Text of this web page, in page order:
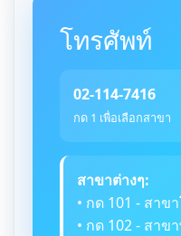
โทรศัพท์
02-114-7416
กด 1 เพื่อเลือกสาขา
สาขาต่างๆ:
• กด 101 - สาข
• กด 102 - สาข